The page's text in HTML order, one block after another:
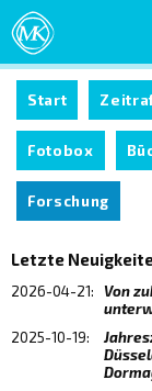
Start
Fotobox
Forschung
Letzte
2026-04-21:
Von
2025-10-19: